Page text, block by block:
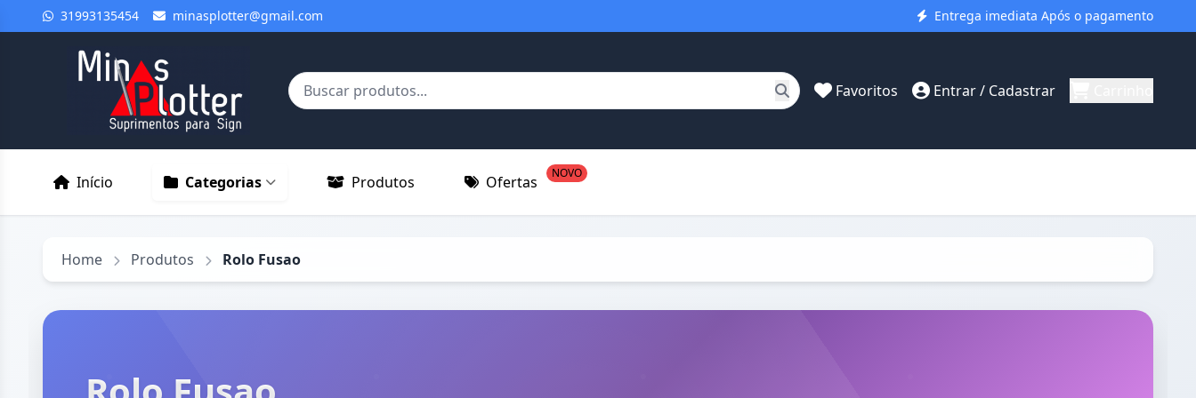
31993135454 minasplotter@gmail.com Entrega imediata Após o pagamento
Favoritos Entrar / Cadastrar
Início Categorias Produtos Ofertas NOVO
Home Produtos Rolo Fusao